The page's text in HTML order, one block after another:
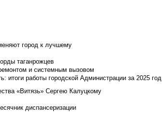
город к лучшему
таганрожцев
и системным вызовом
итоги работы городской Администрации за 2025 год
«Витязь» Сергею Калуцкому
диспансеризации